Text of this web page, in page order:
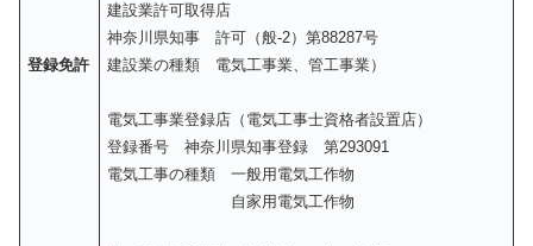
登録免許
建設業許可取得店
神奈川県知事 許可（般-2）第88287号
建設業の種類 電気工事業、管工事業）
電気工事業登録店（電気工事士資格者設置店）
登録番号 神奈川県知事登録 第293091
電気工事の種類 一般用電気工作物
自家用電気工作物